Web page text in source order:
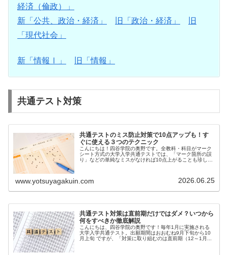
経済（倫政）」
新「公共、政治・経済」
旧「政治・経済」
旧
「現代社会」
新「情報Ⅰ」 旧「情報」
共通テスト対策
共通テストのミス防止対策で10点アップも！す
ぐに使える３つのテクニック
こんにちは！四谷学院の奥野です。全教科・科目がマーク
シート方式の大学入学共通テストでは、「マーク箇所の誤
り」などの単純なミスがなければ10点上がることも珍しく
www.yotsuyagakuin.com 2026.06.25
共通テスト対策は直前期だけではダメ？いつから
何をすべきか徹底解説
こんにちは、四谷学院の奥野です！毎年1月に実施される
大学入学共通テスト。出願期間はおおむね9月下旬から10
月上旬 ですが、「対策に取り組むのは直前期（12～1月...